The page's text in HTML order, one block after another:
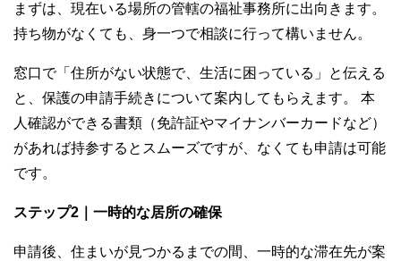
まずは、現在いる場所の管轄の福祉事務所に出向きます。
持ち物がなくても、身一つで相談に行って構いません。
窓口で「住所がない状態で、生活に困っている」と伝える
と、保護の申請手続きについて案内してもらえます。 本
人確認ができる書類（免許証やマイナンバーカードなど）
があれば持参するとスムーズですが、なくても申請は可能
です。
ステップ2｜一時的な居所の確保
申請後、住まいが見つかるまでの間、一時的な滞在先が案